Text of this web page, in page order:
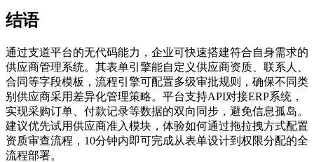
结语
通过支道平台的无代码能力，企业可快速搭建符合自身需求的
供应商管理系统。其表单引擎能自定义供应商资质、联系人、
合同等字段模板，流程引擎可配置多级审批规则，确保不同类
别供应商采用差异化管理策略。平台支持API对接ERP系统，
实现采购订单、付款记录等数据的双向同步，避免信息孤岛。
建议优先试用供应商准入模块，体验如何通过拖拉拽方式配置
资质审查流程，10分钟内即可完成从表单设计到权限分配的全
流程部署。